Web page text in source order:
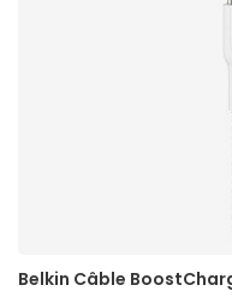
Belkin Câble